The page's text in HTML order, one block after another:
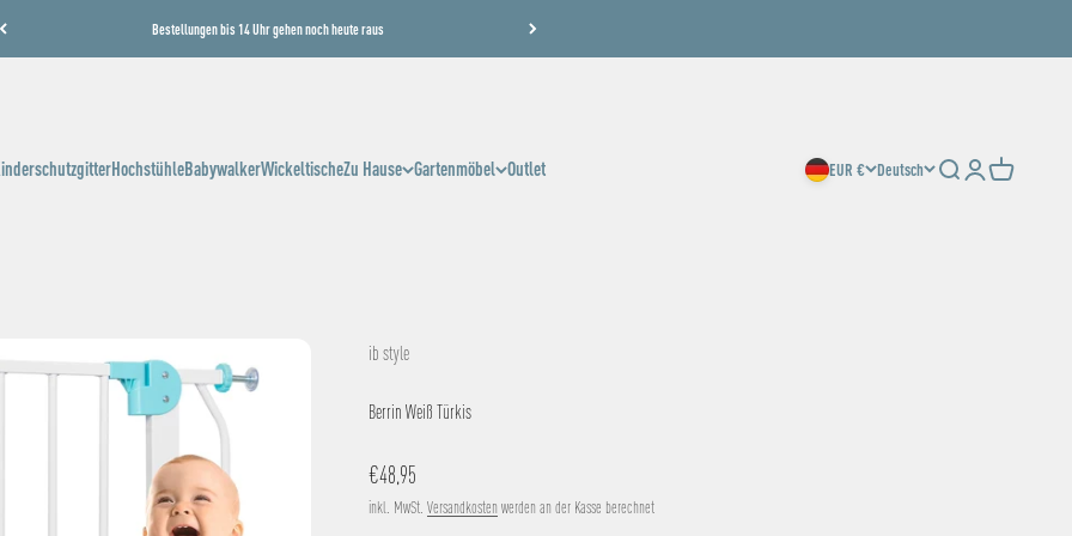
Bestellungen bis 14 Uhr gehen noch heute raus
HochstühleBabywalkerWickeltischeZu Hause Gartenmöbel Outlet EUR € Deutsch Suche Anmelden
Warenkorb
ib style
Berrin Weiß Türkis
Angebot
€48,95
inkl. MwSt. Versandkosten werden an der Kasse berechnet